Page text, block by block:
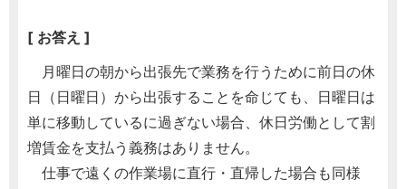
[ お答え ]
月曜日の朝から出張先で業務を行うために前日の休
日（日曜日）から出張することを命じても、日曜日は
単に移動しているに過ぎない場合、休日労働として割
増賃金を支払う義務はありません。
仕事で遠くの作業場に直行・直帰した場合も同様